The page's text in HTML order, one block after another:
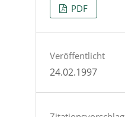
PDF
Veröffentlicht
24.02.1997